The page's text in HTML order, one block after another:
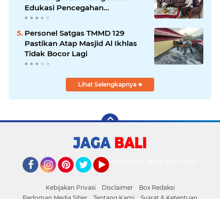
Edukasi Pencegahan
Penculikan Anak
Personel Satgas TMMD 129
Pastikan Atap Masjid Al Ikhlas
Tidak Bocor Lagi
Lihat Selengkapnya
Kebijakan Privasi Disclaimer
Box Redaksi